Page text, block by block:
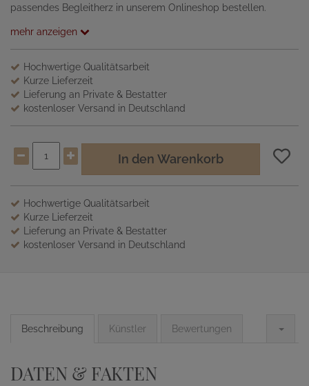
passendes Begleitherz in unserem Onlineshop bestellen.
mehr anzeigen
Hochwertige Qualitätsarbeit
Kurze Lieferzeit
Lieferung an Private & Bestatter
kostenloser Versand in Deutschland
In den Warenkorb
Hochwertige Qualitätsarbeit
Kurze Lieferzeit
Lieferung an Private & Bestatter
kostenloser Versand in Deutschland
Beschreibung Künstler Bewertungen
DATEN & FAKTEN